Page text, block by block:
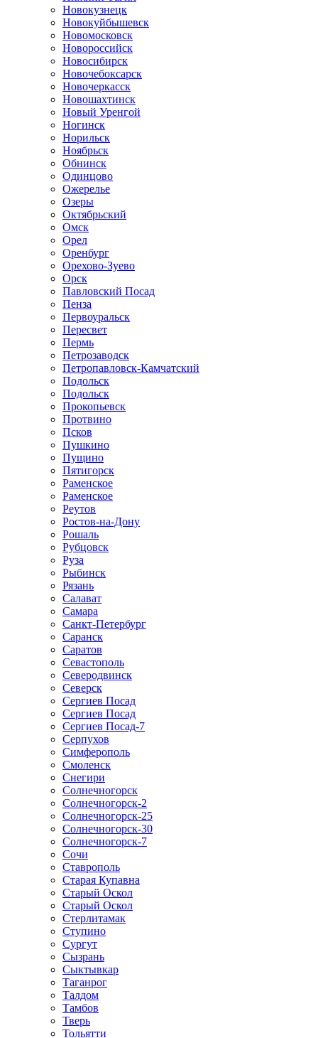
Новокузнецк
Новокуйбышевск
Новомосковск
Новороссийск
Новосибирск
Новочебоксарск
Новочеркасск
Новошахтинск
Новый Уренгой
Ногинск
Норильск
Ноябрьск
Обнинск
Одинцово
Ожерелье
Озеры
Октябрьский
Омск
Орел
Оренбург
Орехово-Зуево
Орск
Павловский Посад
Пенза
Первоуральск
Пересвет
Пермь
Петрозаводск
Петропавловск-Камчатский
Подольск
Подольск
Прокопьевск
Протвино
Псков
Пушкино
Пущино
Пятигорск
Раменское
Раменское
Реутов
Ростов-на-Дону
Рошаль
Рубцовск
Руза
Рыбинск
Рязань
Салават
Самара
Санкт-Петербург
Саранск
Саратов
Севастополь
Северодвинск
Северск
Сергиев Посад
Сергиев Посад
Сергиев Посад-7
Серпухов
Симферополь
Смоленск
Снегири
Солнечногорск
Солнечногорск-2
Солнечногорск-25
Солнечногорск-30
Солнечногорск-7
Сочи
Ставрополь
Старая Купавна
Старый Оскол
Старый Оскол
Стерлитамак
Ступино
Сургут
Сызрань
Сыктывкар
Таганрог
Талдом
Тамбов
Тверь
Тольятти